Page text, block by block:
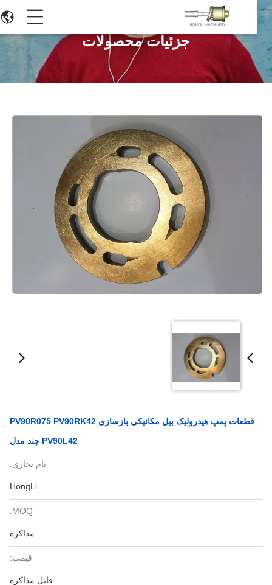
جزئیات محصولات
قطعات پمپ هیدرولیک بیل مکانیکی بازسازی PV90R075 PV90RK42
PV90L42 چند مدل
نام تجاری:
HongLi
MOQ:
مذاکره
قیمت:
قابل مذاکره